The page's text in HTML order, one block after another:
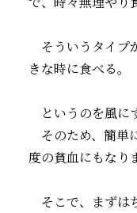
そういうタイプ
きな時に食べる。
というのを風に
そのため、簡単
度の貧血にもなり
そこで、まずは